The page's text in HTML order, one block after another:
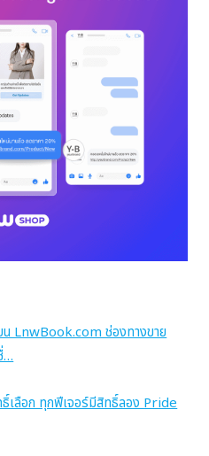
น LnwBook.com ช่องทางขาย
…
เลือก ทุกฟีเจอร์มีสิทธิ์ลอง Pride